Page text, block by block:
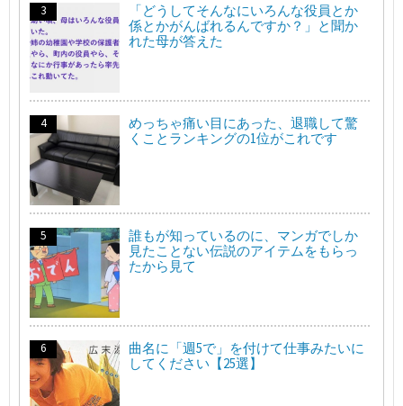
「どうしてそんなにいろんな役員とか
係とかがんばれるんですか？」と聞か
れた母が答えた
めっちゃ痛い目にあった、退職して驚
くことランキングの1位がこれです
誰もが知っているのに、マンガでしか
見たことない伝説のアイテムをもらっ
たから見て
曲名に「週5で」を付けて仕事みたいに
してください【25選】